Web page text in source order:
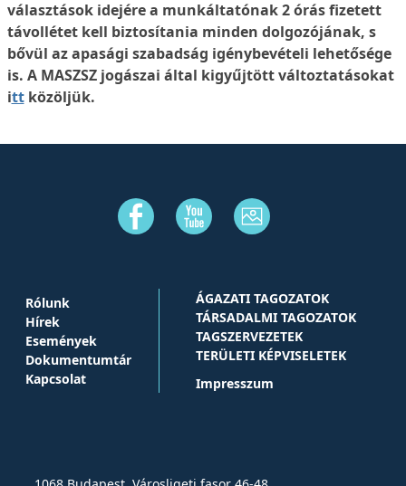
választások idejére a munkáltatónak 2 órás fizetett
távollétet kell biztosítania minden dolgozójának, s
bővül az apasági szabadság igénybevételi lehetősége
is. A MASZSZ jogászai által kigyűjtött változtatásokat
ittközöljük.
Rólunk
Hírek
Események
Dokumentumtár
Kapcsolat
ÁGAZATI TAGOZATOK
TÁRSADALMI TAGOZATOK
TAGSZERVEZETEK
TERÜLETI KÉPVISELETEK
Impresszum